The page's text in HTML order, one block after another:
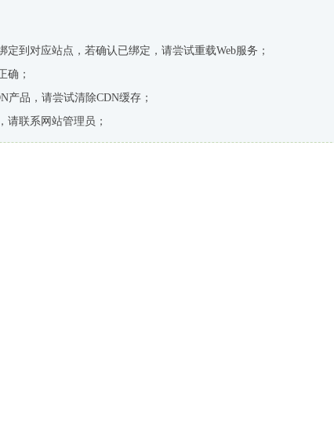
定到对应站点，若确认已绑定，请尝试重载Web服务；
确；
产品，请尝试清除CDN缓存；
请联系网站管理员；